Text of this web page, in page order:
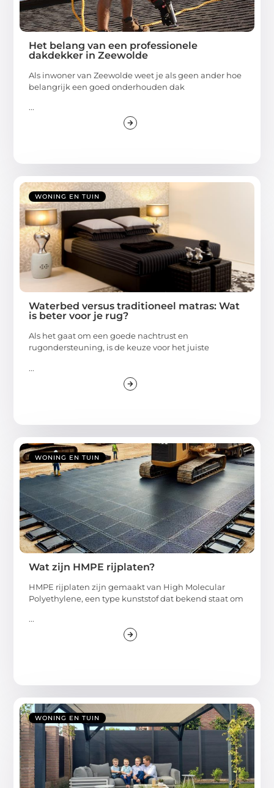
Het belang van een professionele
dakdekker in Zeewolde
Als inwoner van Zeewolde weet je als geen ander hoe
belangrijk een goed onderhouden dak
...
WONING EN TUIN
Waterbed versus traditioneel matras: Wat
is beter voor je rug?
Als het gaat om een goede nachtrust en
rugondersteuning, is de keuze voor het juiste
...
WONING EN TUIN
Wat zijn HMPE rijplaten?
HMPE rijplaten zijn gemaakt van High Molecular
Polyethylene, een type kunststof dat bekend staat om
...
WONING EN TUIN